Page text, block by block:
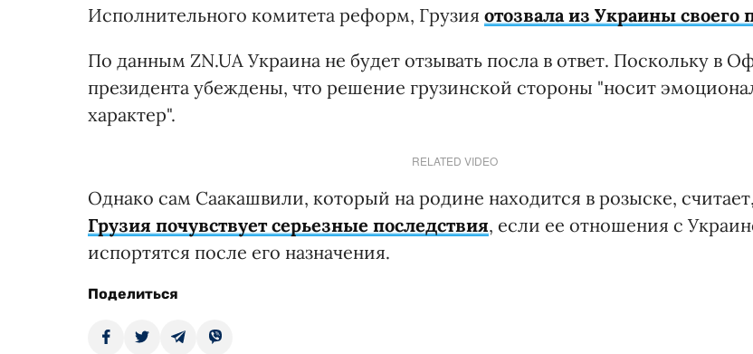
Исполнительного комитета реформ, Грузия отозвала из Украины своего
По данным ZN.UA Украина не будет отзывать посла в ответ. Поскольку в
президента убеждены, что решение грузинской стороны "носит
характер".
RELATED VIDEO
Однако сам Саакашвили, который на родине находится в розыске,
Грузия почувствует серьезные последствия, если ее отношения с
испортятся после его назначения.
Поделиться